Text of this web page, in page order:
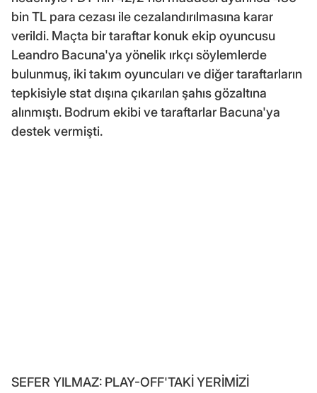
bin TL para cezası ile cezalandırılmasına karar
verildi. Maçta bir taraftar konuk ekip oyuncusu
Leandro Bacuna'ya yönelik ırkçı söylemlerde
bulunmuş, iki takım oyuncuları ve diğer taraftarların
tepkisiyle stat dışına çıkarılan şahıs gözaltına
alınmıştı. Bodrum ekibi ve taraftarlar Bacuna'ya
destek vermişti.
SEFER YILMAZ: PLAY-OFF'TAKİ YERİMİZİ